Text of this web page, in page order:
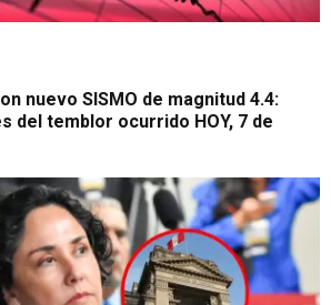
nuevo SISMO de magnitud 4.4:
del temblor ocurrido HOY, 7 de